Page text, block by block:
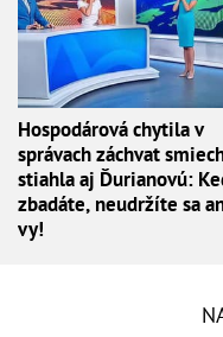
Hospodárová chytila v
správach záchvat
stiahla aj Ďurianovú:
zbadáte, neudržíte sa
vy!